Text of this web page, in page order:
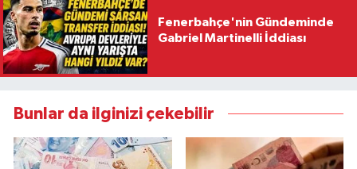
Fenerbahçe'nin Gündeminde
Gabriel Martinelli İddiası
Bunlar da ilginizi çekebilir